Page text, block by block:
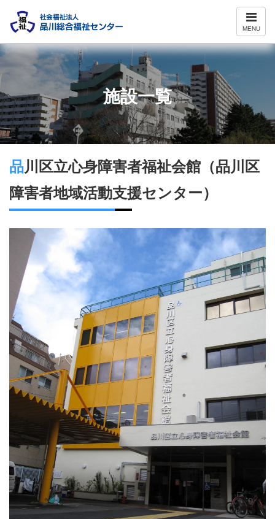
ナ
ビ
ゲ
シ
ョ
MENU
施設一覧
品川区立心身障害者福祉会館（品川区
障害者地域活動支援センター）